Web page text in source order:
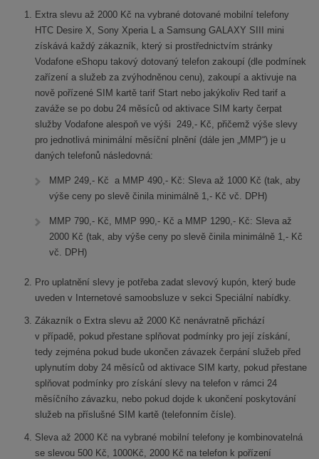
Extra slevu až 2000 Kč na vybrané dotované mobilní telefony
HTC Desire X, Sony Xperia L a Samsung GALAXY SIII mini
získává každý zákazník, který si prostřednictvím stránky
Vodafone eShopu takový dotovaný telefon zakoupí (dle podmínek
zařízení a služeb za zvýhodněnou cenu), zakoupí a aktivuje na
nově pořízené SIM kartě tarif Start nebo jakýkoliv Red tarif a
zaváže se po dobu 24 měsíců od aktivace SIM karty čerpat
služby Vodafone alespoň ve výši 249,- Kč, přičemž výše slevy
pro jednotlivá minimální měsíční plnění (dále jen „MMP“) je u
daných telefonů následovná:
MMP 249,- Kč a MMP 490,- Kč: Sleva až 1000 Kč (tak, aby
výše ceny po slevě činila minimálně 1,- Kč vč. DPH)
MMP 790,- Kč, MMP 990,- Kč a MMP 1290,- Kč: Sleva až
2000 Kč (tak, aby výše ceny po slevě činila minimálně 1,- Kč
vč. DPH)
Pro uplatnění slevy je potřeba zadat slevový kupón, který bude
uveden v Internetové samoobsluze v sekci Speciální nabídky.
Zákazník o Extra slevu až 2000 Kč nenávratně přichází
v případě, pokud přestane splňovat podmínky pro její získání,
tedy zejména pokud bude ukončen závazek čerpání služeb před
uplynutím doby 24 měsíců od aktivace SIM karty, pokud přestane
splňovat podmínky pro získání slevy na telefon v rámci 24
měsíčního závazku, nebo pokud dojde k ukončení poskytování
služeb na příslušné SIM kartě (telefonním čísle).
Sleva až 2000 Kč na vybrané mobilní telefony je kombinovatelná
se slevou 500 Kč, 1000Kč, 2000 Kč na telefon k pořízení